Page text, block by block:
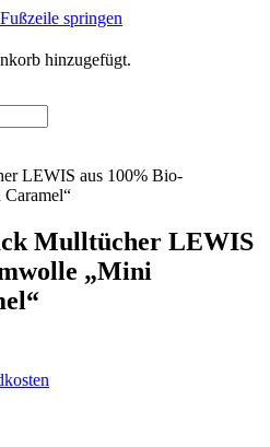
springen
hinzugefügt.
LEWIS aus 100% Bio-
Mulltücher LEWIS
„Mini